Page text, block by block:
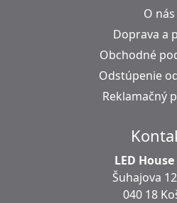
O nás
Doprava a
Obchodné
Odstúpenie
Reklamačný
LED
Šuhajova
040 18